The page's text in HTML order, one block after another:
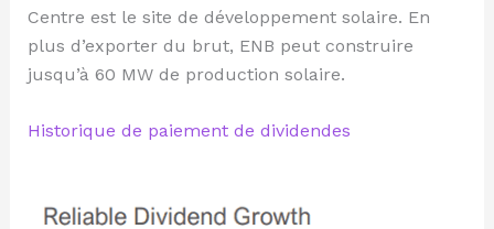
Centre est le site de développement solaire. En
plus d’exporter du brut, ENB peut construire
jusqu’à 60 MW de production solaire.
Historique de paiement de dividendes